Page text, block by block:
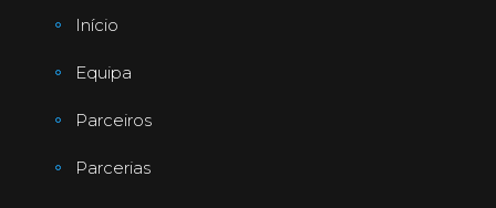
Início
Equipa
Parceiros
Parcerias